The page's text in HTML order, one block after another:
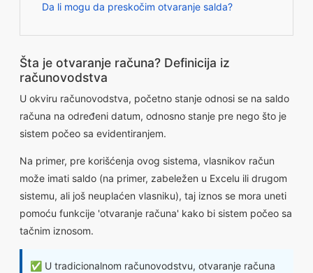
Da li mogu da preskočim otvaranje salda?
Šta je otvaranje računa? Definicija iz
računovodstva
U okviru računovodstva, početno stanje odnosi se na saldo
računa na određeni datum, odnosno stanje pre nego što je
sistem počeo sa evidentiranjem.
Na primer, pre korišćenja ovog sistema, vlasnikov račun
može imati saldo (na primer, zabeležen u Excelu ili drugom
sistemu, ali još neuplaćen vlasniku), taj iznos se mora uneti
pomoću funkcije 'otvaranje računa' kako bi sistem počeo sa
tačnim iznosom.
✅ U tradicionalnom računovodstvu, otvaranje računa